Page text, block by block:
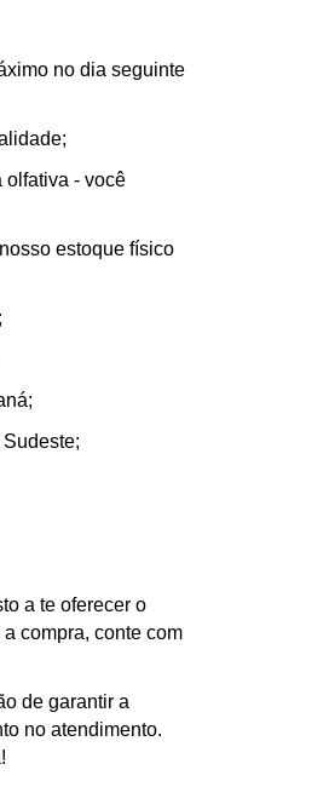
no dia seguinte
olfativa - você
estoque físico
a te oferecer o
compra, conte com
de garantir a
no atendimento.